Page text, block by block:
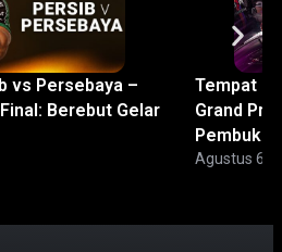
vs Persebaya –
Berebut Gelar
Tempat
Grand
Pembuka
Agustus 6,